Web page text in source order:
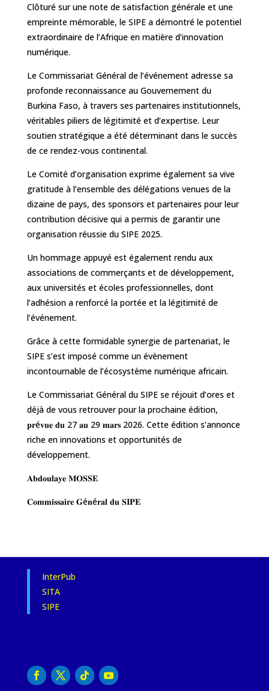
Clôturé sur une note de satisfaction générale et une
empreinte mémorable, le SIPE a démontré le potentiel
extraordinaire de l’Afrique en matière d’innovation
numérique.
Le Commissariat Général de l’événement adresse sa
profonde reconnaissance au Gouvernement du
Burkina Faso, à travers ses partenaires institutionnels,
véritables piliers de légitimité et d’expertise. Leur
soutien stratégique a été déterminant dans le succès
de ce rendez-vous continental.
Le Comité d’organisation exprime également sa vive
gratitude à l’ensemble des délégations venues de la
dizaine de pays, des sponsors et partenaires pour leur
contribution décisive qui a permis de garantir une
organisation réussie du SIPE 2025.
Un hommage appuyé est également rendu aux
associations de commerçants et de développement,
aux universités et écoles professionnelles, dont
l’adhésion a renforcé la portée et la légitimité de
l’événement.
Grâce à cette formidable synergie de partenariat, le
SIPE s’est imposé comme un évènement
incontournable de l’écosystème numérique africain.
Le Commissariat Général du SIPE se réjouit d’ores et
déjà de vous retrouver pour la prochaine édition,
𝐩𝐫é𝐯𝐮𝐞 𝐝𝐮 27 𝐚𝐮 29 𝐦𝐚𝐫𝐬 2026. Cette édition s’annonce
riche en innovations et opportunités de
développement.
𝐀𝐛𝐝𝐨𝐮𝐥𝐚𝐲𝐞 𝐌𝐎𝐒𝐒𝐄
𝐂𝐨𝐦𝐦𝐢𝐬𝐬𝐚𝐢𝐫𝐞 𝐆é𝐧é𝐫𝐚𝐥 𝐝𝐮 𝐒𝐈𝐏𝐄
InterPub
SITA
SIPE